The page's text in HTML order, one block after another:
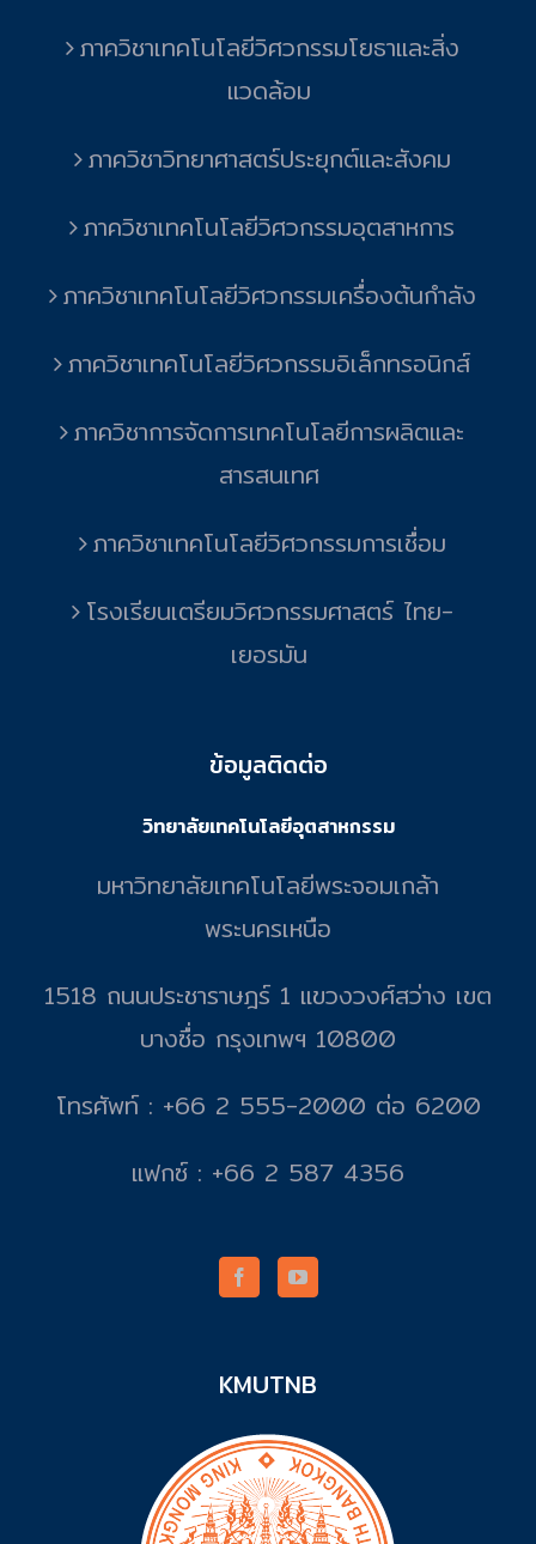
ภาควิชาเทคโนโลยีวิศวกรรมโยธาและสิ่ง
แวดล้อม
ภาควิชาวิทยาศาสตร์ประยุกต์และสังคม
ภาควิชาเทคโนโลยีวิศวกรรมอุตสาหการ
ภาควิชาเทคโนโลยีวิศวกรรมเครื่องต้นกำลัง
ภาควิชาเทคโนโลยีวิศวกรรมอิเล็กทรอนิกส์
ภาควิชาการจัดการเทคโนโลยีการผลิตและ
สารสนเทศ
ภาควิชาเทคโนโลยีวิศวกรรมการเชื่อม
โรงเรียนเตรียมวิศวกรรมศาสตร์ ไทย-
เยอรมัน
ข้อมูลติดต่อ
วิทยาลัยเทคโนโลยีอุตสาหกรรม
มหาวิทยาลัยเทคโนโลยีพระจอมเกล้า
พระนครเหนือ
1518 ถนนประชาราษฎร์ 1 แขวงวงศ์สว่าง เขต
บางซื่อ กรุงเทพฯ 10800
โทรศัพท์ : +66 2 555-2000 ต่อ 6200
แฟกซ์ : +66 2 587 4356
KMUTNB